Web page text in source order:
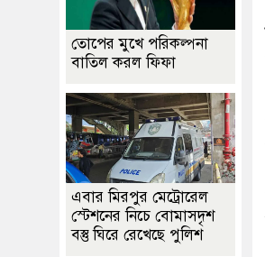
তোপের মুখে পরিকল্পনা
বাতিল করল ফিফা
এবার মিরপুর মেট্রোরেল
স্টেশনের নিচে বোমাসদৃশ
বস্তু ঘিরে রেখেছে পুলিশ